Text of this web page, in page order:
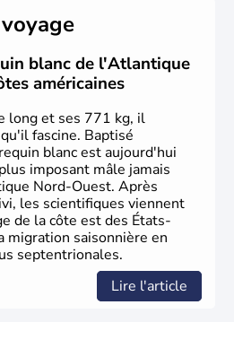
sont succédées avant l'arrivée
la découverte du continent par
en 1492. Les 13 colonies
la Déclaration d'indépendance
première constitution en 1787.
ensuite l'entrée dans une
intense.
blanc de l'Atlantique
américaines
long et ses 771 kg, il
fascine. Baptisé
blanc est aujourd'hui
imposant mâle jamais
Nord-Ouest. Après
les scientifiques viennent
de la côte est des États-
migration saisonnière en
septentrionales.
Lire l'article